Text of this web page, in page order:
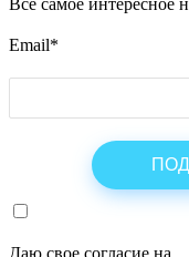
Email*
Даю свое согласие на